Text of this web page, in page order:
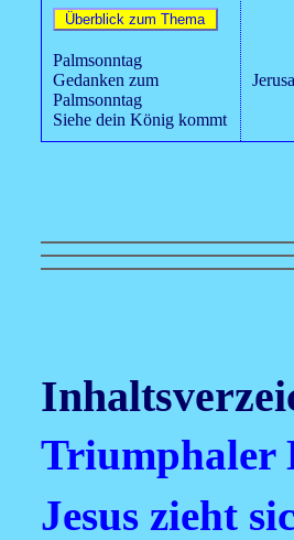
Palmsonntag
Gedanken zum
Palmsonntag
Siehe dein König kommt
Triumphaler
Jesus zieht